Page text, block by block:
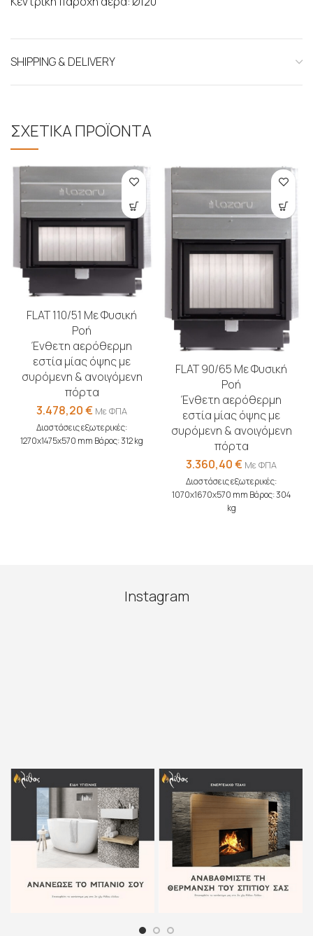
SHIPPING & DELIVERY
ΣΧΕΤΙΚΑ ΠΡΟΪΟΝΤΑ
FLAT 110/51 Με Φυσική
Ροή
Ένθετη αερόθερμη
εστία μίας όψης με
συρόμενη & ανοιγόμενη
πόρτα
3.478,20€ Με ΦΠΑ
Διαστάσεις εξωτερικές:
1270x1475x570 mm Βάρος: 312 kg
FLAT 90/65 Με Φυσική
Ροή
Ένθετη αερόθερμη
εστία μίας όψης με
συρόμενη & ανοιγόμενη
πόρτα
3.360,40€ Με ΦΠΑ
Διαστάσεις εξωτερικές:
1070x1670x570 mm Βάρος: 304
kg
Instagram